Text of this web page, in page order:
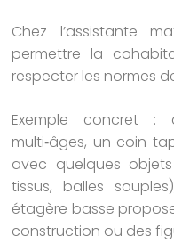
Chez l’assistante
permettre la
respecter les normes
Exemple concret :
multi‑âges, un coin
avec quelques
tissus, balles
étagère basse
construction ou des